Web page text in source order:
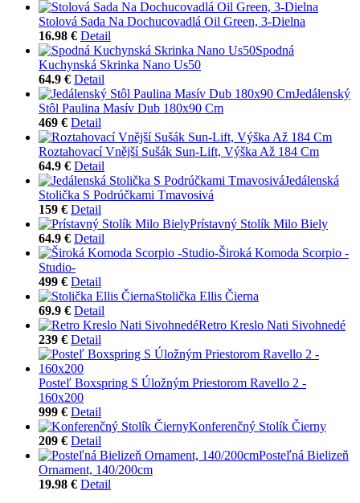
Stolová Sada Na Dochucovadlá Oil Green, 3-Dielna
16.98 € Detail
Spodná
Kuchynská Skrinka Nano Us50
64.9 € Detail
Jedálenský
Stôl Paulina Masív Dub 180x90 Cm
469 € Detail
Roztahovací Vnější Sušák Sun-Lift, Výška Až 184 Cm
64.9 € Detail
Jedálenská
Stolička S Podrúčkami Tmavosivá
159 € Detail
Prístavný Stolík Milo Biely
64.9 € Detail
Široká Komoda Scorpio -
Studio-
499 € Detail
Stolička Ellis Čierna
69.9 € Detail
Retro Kreslo Nati Sivohnedé
239 € Detail
Posteľ Boxspring S Úložným Priestorom Ravello 2 -
160x200
999 € Detail
Konferenčný Stolík Čierny
209 € Detail
Posteľná Bielizeň
Ornament, 140/200cm
19.98 € Detail